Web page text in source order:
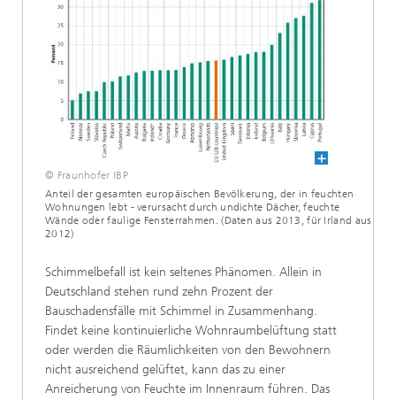
© Fraunhofer IBP
Anteil der gesamten europäischen Bevölkerung, der in feuchten
Wohnungen lebt - verursacht durch undichte Dächer, feuchte
Wände oder faulige Fensterrahmen. (Daten aus 2013, für Irland aus
2012)
Schimmelbefall ist kein seltenes Phänomen. Allein in
Deutschland stehen rund zehn Prozent der
Bauschadensfälle mit Schimmel in Zusammenhang.
Findet keine kontinuierliche Wohnraumbelüftung statt
oder werden die Räumlichkeiten von den Bewohnern
nicht ausreichend gelüftet, kann das zu einer
Anreicherung von Feuchte im Innenraum führen. Das